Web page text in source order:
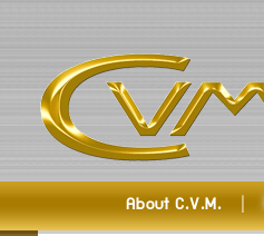
About C.V.M.